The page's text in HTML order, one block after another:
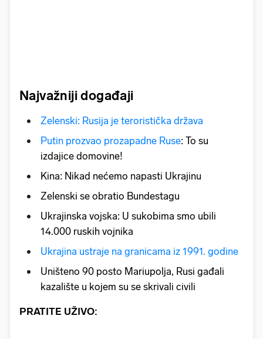
Najvažniji događaji
Zelenski: Rusija je teroristička država
Putin prozvao prozapadne Ruse: To su
izdajice domovine!
Kina: Nikad nećemo napasti Ukrajinu
Zelenski se obratio Bundestagu
Ukrajinska vojska: U sukobima smo ubili
14.000 ruskih vojnika
Ukrajina ustraje na granicama iz 1991. godine
Uništeno 90 posto Mariupolja, Rusi gađali
kazalište u kojem su se skrivali civili
PRATITE UŽIVO: